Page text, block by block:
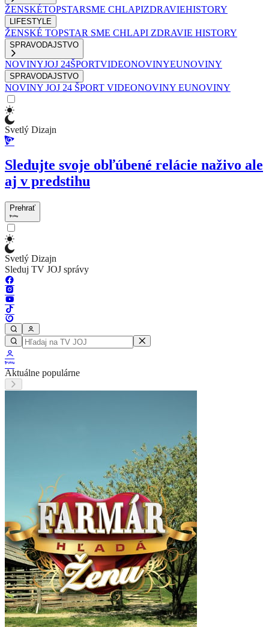
ŽENSKÉTOPSTARSME CHLAPIZDRAVIEHISTORY
LIFESTYLE
ŽENSKÉ TOPSTAR SME CHLAPI ZDRAVIE HISTORY
SPRAVODAJSTVO
NOVINYJOJ 24ŠPORTVIDEONOVINYEUNOVINY
SPRAVODAJSTVO
NOVINY JOJ 24 ŠPORT VIDEONOVINY EUNOVINY
Svetlý Dizajn
Sledujte svoje obľúbené relácie naživo ale
aj v predstihu
Prehrať
Svetlý Dizajn
Sleduj TV JOJ správy
Aktuálne populárne